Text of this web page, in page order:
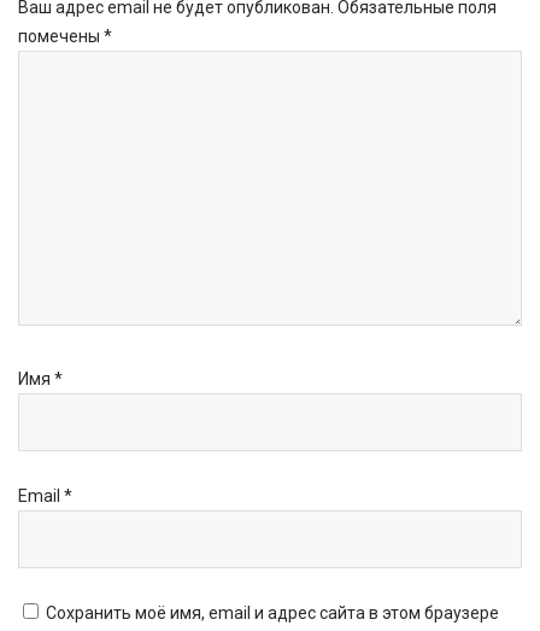
Ваш адрес email не будет опубликован. Обязательные поля
помечены *
Имя *
Email *
Сохранить моё имя, email и адрес сайта в этом браузере